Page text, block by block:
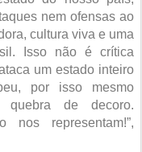
nem ofensas ao
cultura viva e uma
Isso não é crítica
um estado inteiro
por isso mesmo
quebra de decoro.
nos representam!”,